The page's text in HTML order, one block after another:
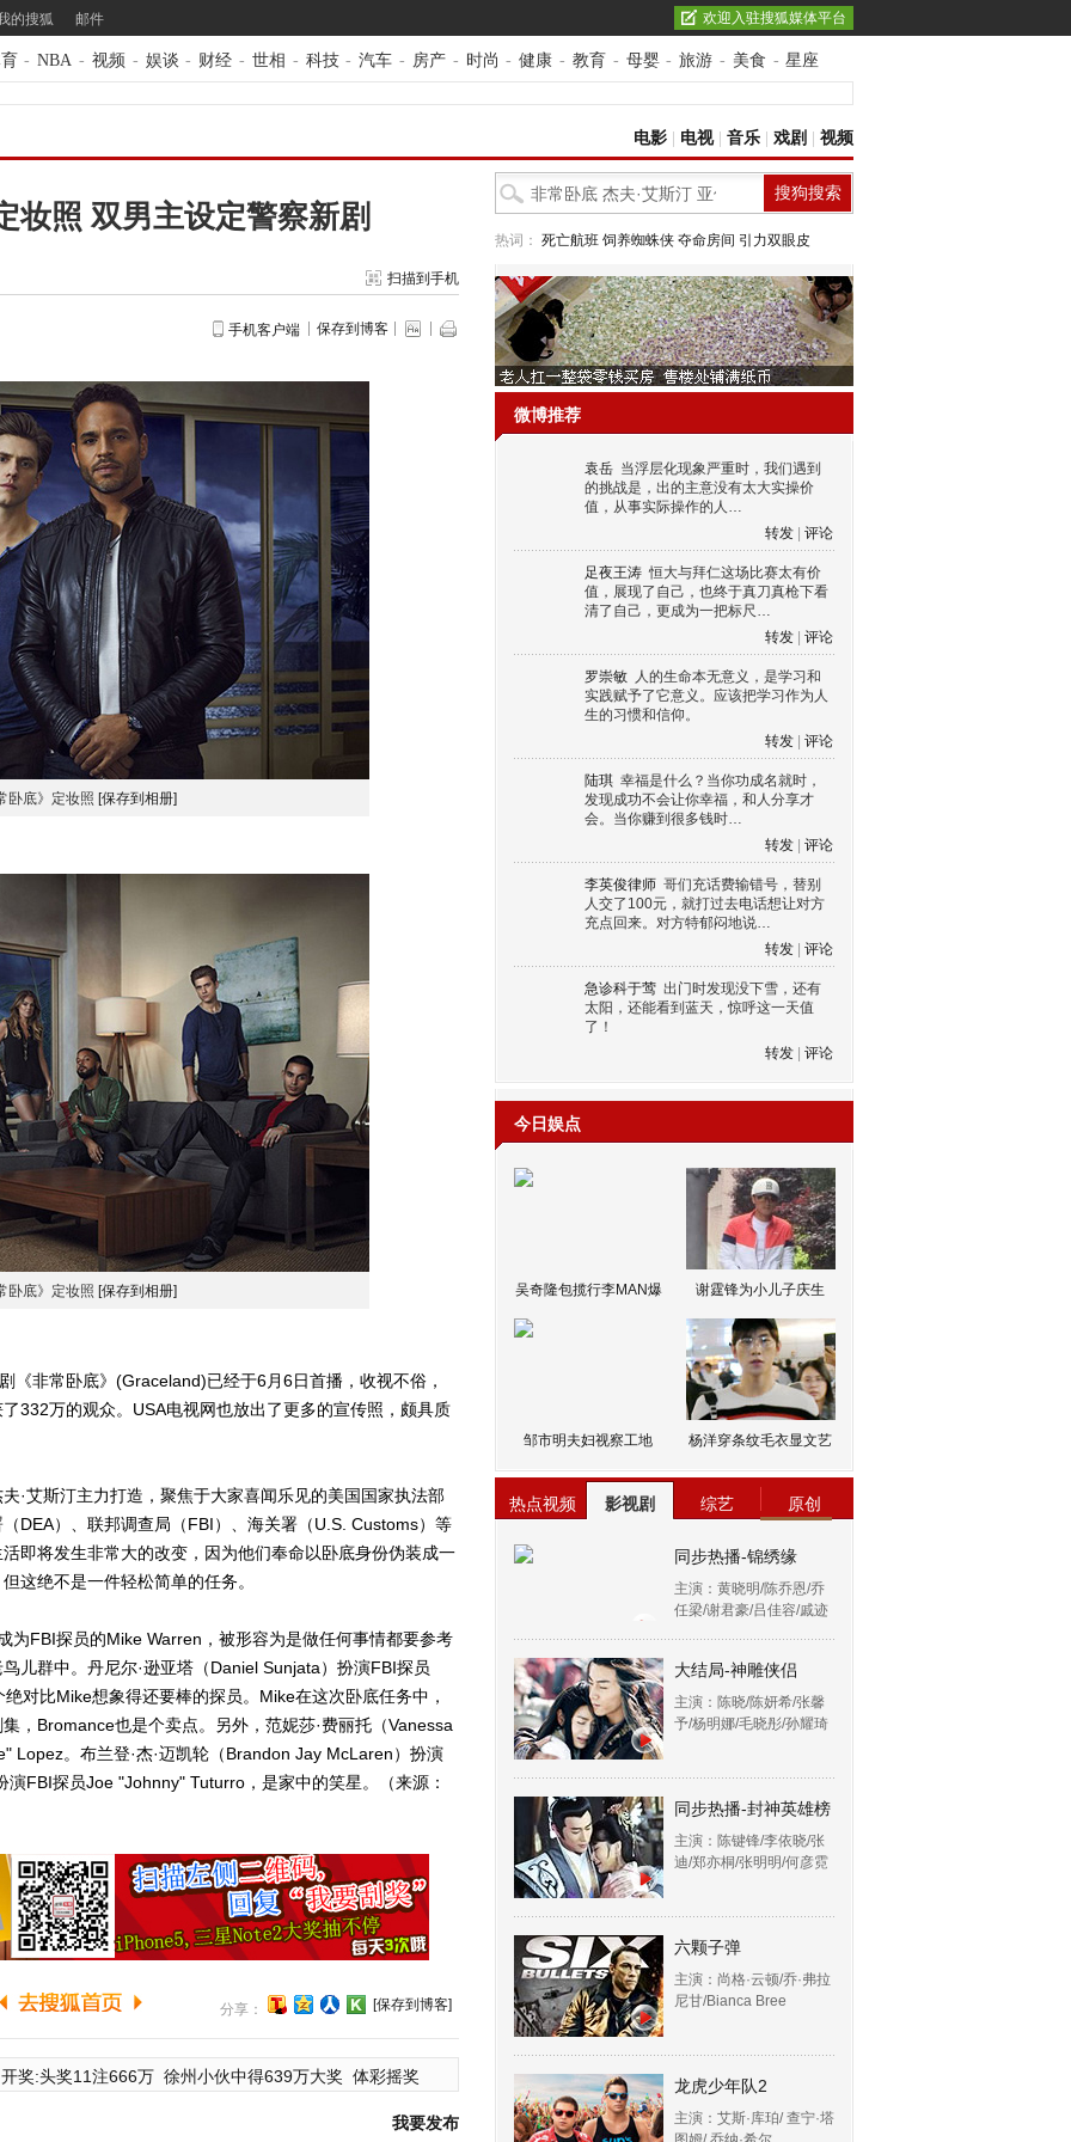
的搜狐 邮件 欢迎入驻搜狐媒体平台
- NBA - 视频 - 娱谈 - 财经 - 世相 - 科技 - 汽车 - 房产 - 时尚 - 健康 - 教育 - 母婴 - 旅游 - 美食 - 星座
电影 电视| 音乐 戏剧 视频
妆照 双男主设定警察新剧
扫描到手机
手机客户端 保存到博客
卧底》定妆照 [保存到相册]
卧底》定妆照 [保存到相册]
非常卧底》(Graceland)已经于6月6日首播，收视不俗，
332万的观众。USA电视网也放出了更多的宣传照，颇具质
斯汀主力打造，聚焦于大家喜闻乐见的美国国家执法部
DEA）、联邦调查局（FBI）、海关署（U.S. Customs）等
即将发生非常大的改变，因为他们奉命以卧底身份伪装成一
这绝不是一件轻松简单的任务。
FBI探员的Mike Warren，被形容为是做任何事情都要参考
儿群中。丹尼尔·逊亚塔（Daniel Sunjata）扮演FBI探员
对比Mike想象得还要棒的探员。Mike在这次卧底任务中，
，Bromance也是个卖点。另外，范妮莎·费丽托（Vanessa
Lopez。布兰登·杰·迈凯轮（Brandon Jay McLaren）扮演
FBI探员Joe "Johnny" Tuturro，是家中的笑星。（来源：
分享： [保存到博客]
奖:头奖11注666万 徐州小伙中得639万大奖 体彩摇奖
我要发布
热词： 死亡航班 饲养蜘蛛侠 夺命房间 引力双眼皮
微博推荐
袁岳 当浮层化现象严重时，我们遇到
的挑战是，出的主意没有太大实操价
值，从事实际操作的人…
转发
评论
足夜王涛 恒大与拜仁这场比赛太有价
值，展现了自己，也终于真刀真枪下看
清了自己，更成为一把标尺…
转发
评论
罗崇敏 人的生命本无意义，是学习和
实践赋予了它意义。应该把学习作为人
生的习惯和信仰。
转发
评论
陆琪 幸福是什么？当你功成名就时，
发现成功不会让你幸福，和人分享才
会。当你赚到很多钱时…
转发
评论
李英俊律师 哥们充话费输错号，替别
人交了100元，就打过去电话想让对方
充点回来。对方特郁闷地说…
转发
评论
急诊科于莺 出门时发现没下雪，还有
太阳，还能看到蓝天，惊呼这一天值
了！
转发
评论
今日娱点
吴奇隆包揽行李MAN爆 谢霆锋为小儿子庆生
邹市明夫妇视察工地 杨洋穿条纹毛衣显文艺
热点视频 影视剧 综艺 原创
同步热播-锦绣缘
主演：黄晓明/陈乔恩/乔
任梁/谢君豪/吕佳容/戚迹
大结局-神雕侠侣
主演：陈晓/陈妍希/张馨
予/杨明娜/毛晓彤/孙耀琦
同步热播-封神英雄榜
主演：陈键锋/李依晓/张
迪/郑亦桐/张明明/何彦霓
六颗子弹
主演：尚格·云顿/乔·弗拉
尼甘/Bianca Bree
龙虎少年队2
主演：艾斯·库珀/ 查宁·塔